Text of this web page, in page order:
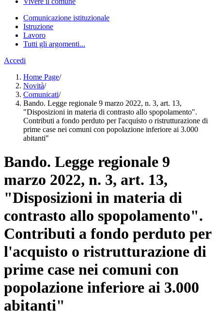
Comunicazione istituzionale
Istruzione
Lavoro
Tutti gli argomenti...
Accedi
Home Page/
Novità/
Comunicati/
Bando. Legge regionale 9 marzo 2022, n. 3, art. 13,
"Disposizioni in materia di contrasto allo spopolamento".
Contributi a fondo perduto per l'acquisto o ristrutturazione di
prime case nei comuni con popolazione inferiore ai 3.000
abitanti"
Bando. Legge regionale 9
marzo 2022, n. 3, art. 13,
"Disposizioni in materia di
contrasto allo spopolamento".
Contributi a fondo perduto per
l'acquisto o ristrutturazione di
prime case nei comuni con
popolazione inferiore ai 3.000
abitanti"